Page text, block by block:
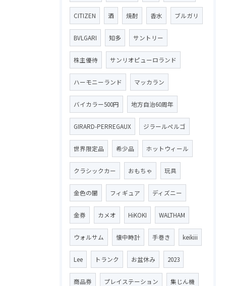
CITIZEN 酒 焼酎 香水 ブルガリ
BVLGARI 知多 サントリー
株主優待 サンリオピューロランド
ハーモニーランド マッカラン
バイカラー500円 地方自治60周年
GIRARD-PERREGAUX ジラールペルゴ
世界限定品 希少品 ホットウィール
クラシックカー おもちゃ 玩具
金色の闇 フィギュア ディズニー
金券 カメオ HiKOKI WALTHAM
ウォルサム 懐中時計 手巻き keikiii
Lee トランク お盆休み 2023
商品券 プレイステーション 集じん機